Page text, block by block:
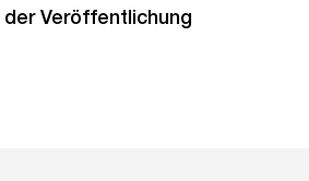
Veröffentlichung